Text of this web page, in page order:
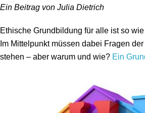
Ein Beitrag von Julia Dietrich
Ethische Grundbildung für alle ist so
Im Mittelpunkt müssen dabei Fragen
stehen – aber warum und wie? Ein